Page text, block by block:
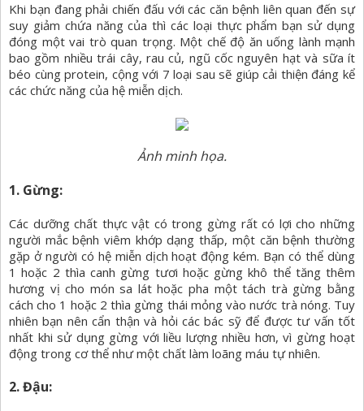
Khi bạn đang phải chiến đấu với các căn bệnh liên quan đến sự
suy giảm chứa năng của thì các loại thực phẩm bạn sử dụng
đóng một vai trò quan trọng. Một chế độ ăn uống lành mạnh
bao gồm nhiều trái cây, rau củ, ngũ cốc nguyên hạt và sữa ít
béo cùng protein, cộng với 7 loại sau sẽ giúp cải thiện đáng kể
các chức năng của hệ miễn dịch.
Ảnh minh họa.
1. Gừng:
Các dưỡng chất thực vật có trong gừng rất có lợi cho những
người mắc bệnh viêm khớp dạng thấp, một căn bệnh thường
gặp ở người có hệ miễn dịch hoạt động kém. Bạn có thể dùng
1 hoặc 2 thìa canh gừng tươi hoặc gừng khô thể tăng thêm
hương vị cho món sa lát hoặc pha một tách trà gừng bằng
cách cho 1 hoặc 2 thìa gừng thái mỏng vào nước trà nóng. Tuy
nhiên bạn nên cẩn thận và hỏi các bác sỹ để được tư vấn tốt
nhất khi sử dụng gừng với liều lượng nhiều hơn, vì gừng hoạt
động trong cơ thể như một chất làm loãng máu tự nhiên.
2. Đậu: